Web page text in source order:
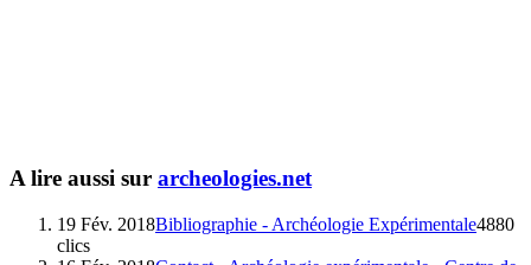
A lire aussi sur archeologies.net
19 Fév. 2018Bibliographie - Archéologie Expérimentale4880
clics